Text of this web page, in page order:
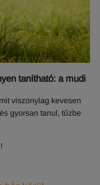
tanítható: a mudi
viszonylag kevesen
gyorsan tanul, tűzbe